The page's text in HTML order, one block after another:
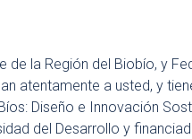
de la Región del Biobío, y
atentamente a usted, y
Diseño e Innovación
del Desarrollo y